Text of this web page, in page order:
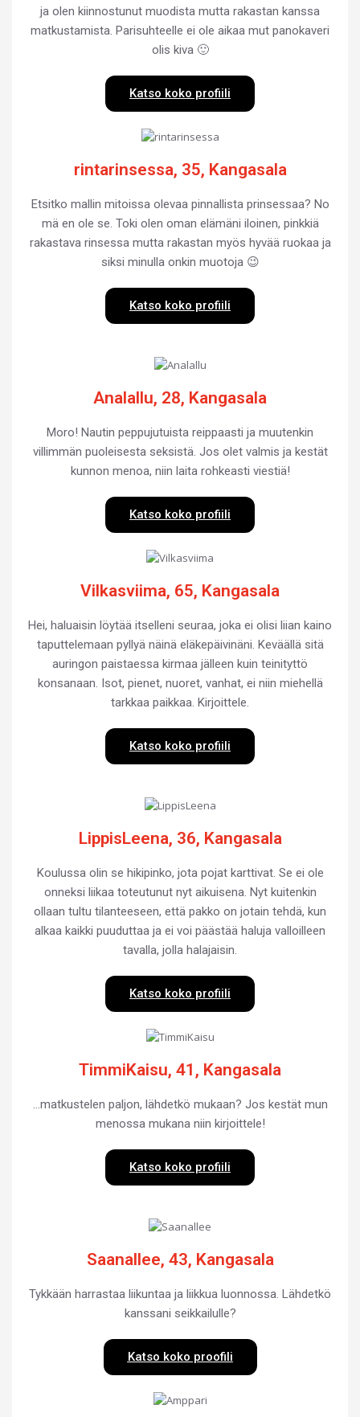
ja olen kiinnostunut muodista mutta rakastan kanssa
matkustamista. Parisuhteelle ei ole aikaa mut panokaveri
olis kiva 🙂
Katso koko profiili
rintarinsessa, 35, Kangasala
Etsitko mallin mitoissa olevaa pinnallista prinsessaa? No
mä en ole se. Toki olen oman elämäni iloinen, pinkkiä
rakastava rinsessa mutta rakastan myös hyvää ruokaa ja
siksi minulla onkin muotoja 😉
Katso koko profiili
Analallu, 28, Kangasala
Moro! Nautin peppujutuista reippaasti ja muutenkin
villimmän puoleisesta seksistä. Jos olet valmis ja kestät
kunnon menoa, niin laita rohkeasti viestiä!
Katso koko profiili
Vilkasviima, 65, Kangasala
Hei, haluaisin löytää itselleni seuraa, joka ei olisi liian kaino
taputtelemaan pyllyä näinä eläkepäivinäni. Keväällä sitä
auringon paistaessa kirmaa jälleen kuin teinityttö
konsanaan. Isot, pienet, nuoret, vanhat, ei niin miehellä
tarkkaa paikkaa. Kirjoittele.
Katso koko profiili
LippisLeena, 36, Kangasala
Koulussa olin se hikipinko, jota pojat karttivat. Se ei ole
onneksi liikaa toteutunut nyt aikuisena. Nyt kuitenkin
ollaan tultu tilanteeseen, että pakko on jotain tehdä, kun
alkaa kaikki puuduttaa ja ei voi päästää haluja valloilleen
tavalla, jolla halajaisin.
Katso koko profiili
TimmiKaisu, 41, Kangasala
…matkustelen paljon, lähdetkö mukaan? Jos kestät mun
menossa mukana niin kirjoittele!
Katso koko profiili
Saanallee, 43, Kangasala
Tykkään harrastaa liikuntaa ja liikkua luonnossa. Lähdetkö
kanssani seikkailulle?
Katso koko proofili